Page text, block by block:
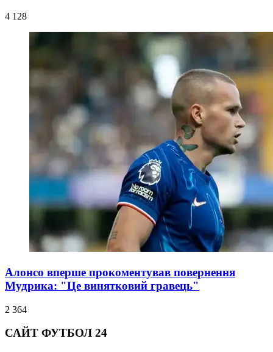
4 128
Алонсо вперше прокоментував повернення
Мудрика: "Це винятковий гравець"
2 364
САЙТ ФУТБОЛ 24